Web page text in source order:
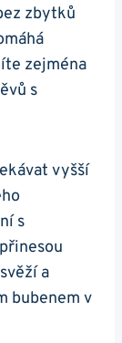
zbytků
zejména
‍s
vyšší
s
a
bubenem v